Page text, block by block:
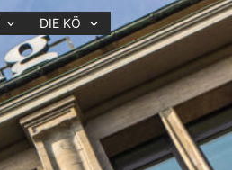
DIE KÖ